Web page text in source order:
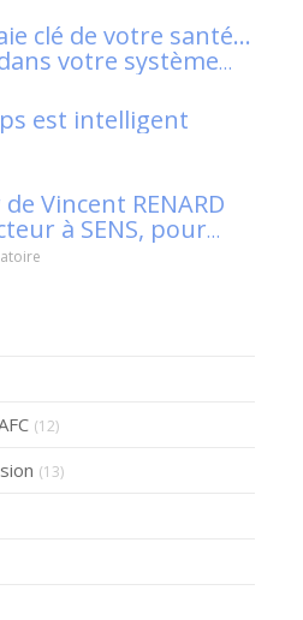
clé de votre santé…
votre système
est intelligent
à SENS, pour
(12)
(13)